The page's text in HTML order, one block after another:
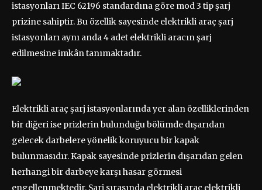
istasyonları IEC 62196 standardına göre mod 3 tip şarj
prizine sahiptir. Bu özellik sayesinde elektrikli araç şarj
istasyonları aynı anda 4 adet elektrikli aracın şarj
edilmesine imkân tanımaktadır.
Elektrikli araç şarj istasyonlarında yer alan özelliklerinden
bir diğeri ise prizlerin bulunduğu bölümde dışarıdan
gelecek darbelere yönelik koruyucu bir kapak
bulunmasıdır. Kapak sayesinde prizlerin dışarıdan gelen
herhangi bir darbeye karşı hasar görmesi
engellenmektedir. Şarj sırasında elektrikli araç elektrikli